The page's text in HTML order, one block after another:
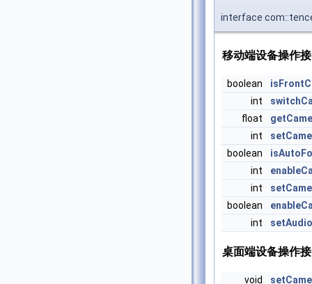
interface
移动端设备操作
boolean
int
float
int
boolean
int
int
boolean
int
桌面端设备操作
void